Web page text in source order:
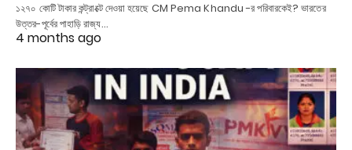
১২৭০ কোটি টাকার কন্ট্রাক্টে দেওয়া হয়েছে CM Pema Khandu -র পরিবারকেই? ভারতের
উত্তর-পূর্বের পাহাড়ি রাজ্য…
4 months ago